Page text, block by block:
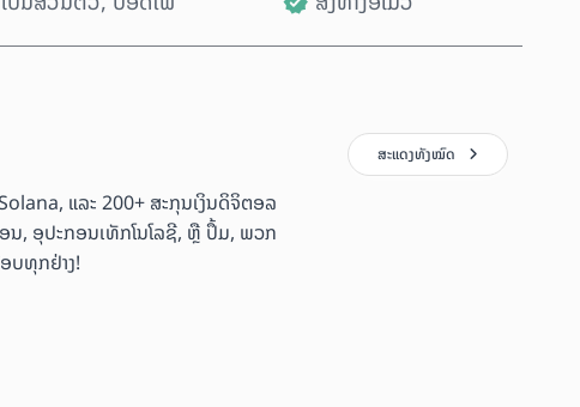
ແລະ 200+ ສະກຸນເງິນດິຈິຕອລ
ນ, ອຸປະກອນເທັກໂນໂລຊີ, ຫຼື ປຶ້ມ, ພວກ
ບທຸກຢ່າງ!
ສະແດງທັງໝົດ